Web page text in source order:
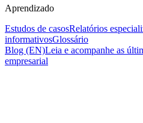
Aprendizado
Estudos de casosRelatórios
informativosGlossário
Blog (EN)Leia e acompanhe as
empresarial